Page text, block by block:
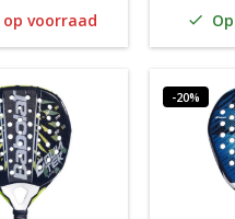
voorraad 
-20%